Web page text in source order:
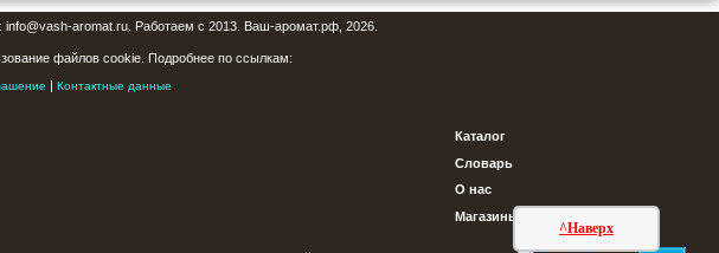
^Наверх
aromat.ru. Работаем с 2013. Ваш-аромат.рф, 2026.
файлов cookie. Подробнее по ссылкам:
| Контактные данные
Каталог
Словарь
О нас
Магазины